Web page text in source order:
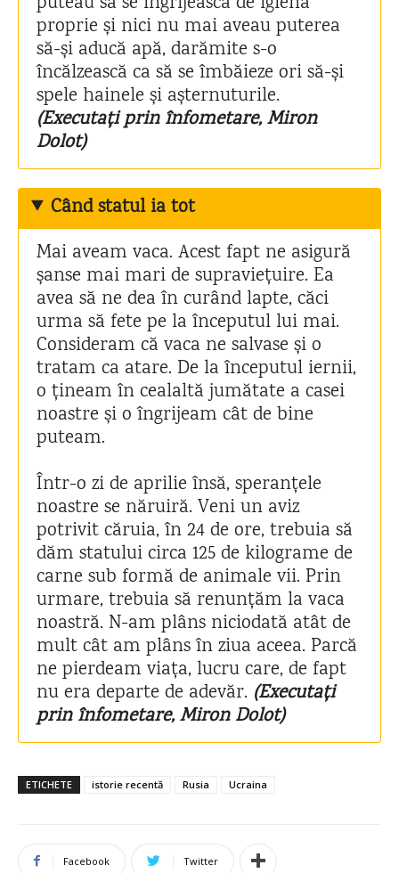
proprie și nici nu mai aveau puterea
să-și aducă apă, darămite s-o
încălzească ca să se îmbăieze ori să-și
spele hainele și așternuturile.
(Executați prin înfometare, Miron
Dolot)
Când statul ia tot
Mai aveam vaca. Acest fapt ne asigură
șanse mai mari de supraviețuire. Ea
avea să ne dea în curând lapte, căci
urma să fete pe la începutul lui mai.
Consideram că vaca ne salvase și o
tratam ca atare. De la începutul iernii,
o țineam în cealaltă jumătate a casei
noastre și o îngrijeam cât de bine
puteam.
Într-o zi de aprilie însă, speranțele
noastre se năruiră. Veni un aviz
potrivit căruia, în 24 de ore, trebuia să
dăm statului circa 125 de kilograme de
carne sub formă de animale vii. Prin
urmare, trebuia să renunțăm la vaca
noastră. N-am plâns niciodată atât de
mult cât am plâns în ziua aceea. Parcă
ne pierdeam viața, lucru care, de fapt
nu era departe de adevăr. (Executați
prin înfometare, Miron Dolot)
ETICHETE istorie recentă Rusia Ucraina
Facebook Twitter